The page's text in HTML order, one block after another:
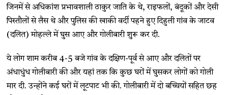
जिनमें से अधिकांश प्रभावशाली ठाकुर जाति के थे, राइफलों, बंदूकों और देसी
पिस्तौलों से लैस थे और पुलिस की खाकी वर्दी पहने हुए दिहुली गांव के जाटव
(दलित) मोहल्ले में घुस आए और गोलीबारी शुरू कर दी.
ये लोग शाम करीब 4-5 बजे गांव के दक्षिण-पूर्व से आए और दलितों पर
अंधाधुंध गोलीबारी की और यहां तक ​​कि कुछ घरों में घुसकर लोगों को गोली
मार दी. उन्होंने कई घरों में लूटपाट भी की. गोलीबारी में दो बच्चियों सहित छह